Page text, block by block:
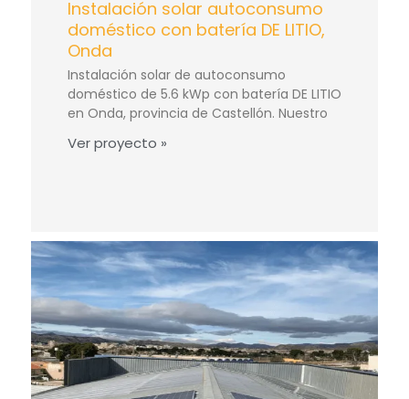
Instalación solar autoconsumo
doméstico con batería DE LITIO,
Onda
Instalación solar de autoconsumo
doméstico de 5.6 kWp con batería DE LITIO
en Onda, provincia de Castellón. Nuestro
Ver proyecto »